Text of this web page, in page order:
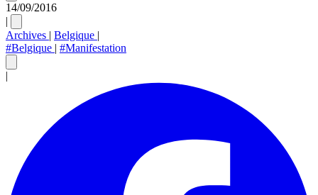
14/09/2016
|
Archives | Belgique |
#Belgique | #Manifestation
|